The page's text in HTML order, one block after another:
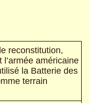
reconstitution,
l’armée américaine
la Batterie des
terrain